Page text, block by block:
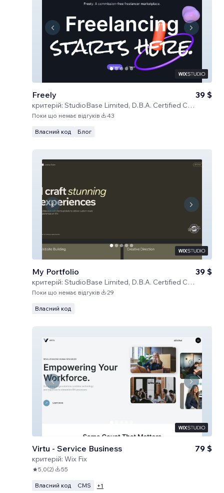
Freely
критерій: StudioBase Limited, D.B.A. Certified Code
39 $
Поки що немає відгуків 43
Власний код Блог
My Portfolio
критерій: StudioBase Limited, D.B.A. Certified Code
39 $
Поки що немає відгуків 29
Власний код
Virtu - Service Business
критерій: Wix Fix
79 $
5,0(2) 55
Власний код CMS +1